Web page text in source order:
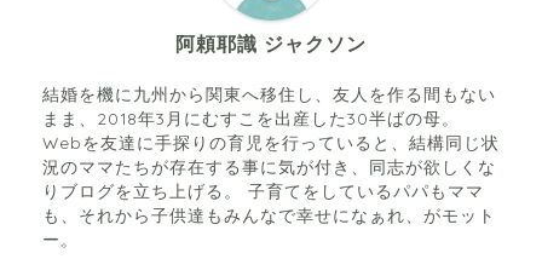
阿頼耶識 ジャクソン
結婚を機に九州から関東へ移住し、友人を作る間もない
まま、2018年3月にむすこを出産した30半ばの母。
Webを友達に手探りの育児を行っていると、結構同じ状
況のママたちが存在する事に気が付き、同志が欲しくな
りブログを立ち上げる。 子育てをしているパパもママ
も、それから子供達もみんなで幸せになぁれ、がモット
ー。